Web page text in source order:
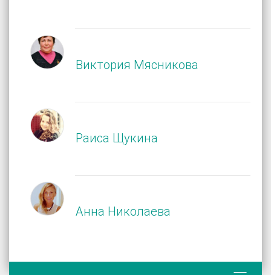
Виктория Мясникова
Раиса Щукина
Анна Николаева